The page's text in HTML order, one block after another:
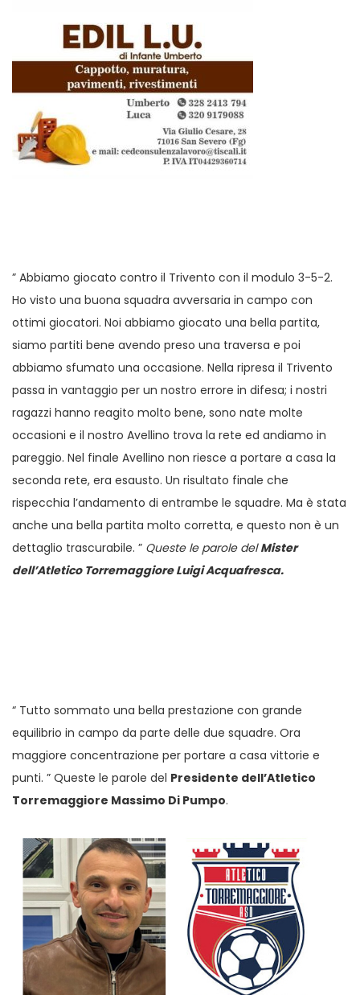
” Abbiamo giocato contro il Trivento con il modulo 3-5-2.
Ho visto una buona squadra avversaria in campo con
ottimi giocatori. Noi abbiamo giocato una bella partita,
siamo partiti bene avendo preso una traversa e poi
abbiamo sfumato una occasione. Nella ripresa il Trivento
passa in vantaggio per un nostro errore in difesa; i nostri
ragazzi hanno reagito molto bene, sono nate molte
occasioni e il nostro Avellino trova la rete ed andiamo in
pareggio. Nel finale Avellino non riesce a portare a casa la
seconda rete, era esausto. Un risultato finale che
rispecchia l’andamento di entrambe le squadre. Ma è stata
anche una bella partita molto corretta, e questo non è un
dettaglio trascurabile. ” Queste le parole delMister
dell’Atletico Torremaggiore Luigi Acquafresca.
“ Tutto sommato una bella prestazione con grande
equilibrio in campo da parte delle due squadre. Ora
maggiore concentrazione per portare a casa vittorie e
punti. ” Queste le parole del Presidente dell’Atletico
Torremaggiore Massimo Di Pumpo.